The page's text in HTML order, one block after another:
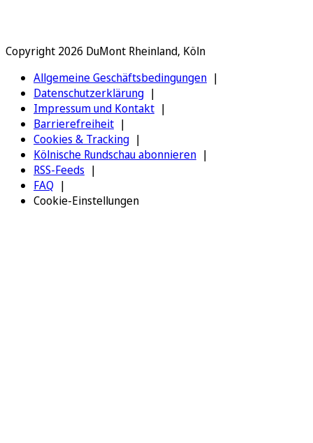
Copyright 2026 DuMont Rheinland, Köln
Allgemeine Geschäftsbedingungen
Datenschutzerklärung
Impressum und Kontakt
Barrierefreiheit
Cookies & Tracking
Kölnische Rundschau abonnieren
RSS-Feeds
FAQ
Cookie-Einstellungen